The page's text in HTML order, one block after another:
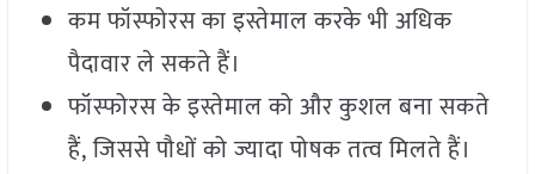
कम फॉस्फोरस का इस्तेमाल करके भी अधिक
पैदावार ले सकते हैं।
फॉस्फोरस के इस्तेमाल को और कुशल बना सकते
हैं, जिससे पौधों को ज्यादा पोषक तत्व मिलते हैं।